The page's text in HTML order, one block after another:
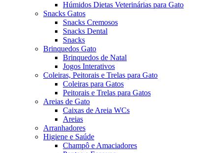
Húmidos Dietas Veterinárias para Gato
Snacks Gatos
Snacks Cremosos
Snacks Dental
Snacks
Brinquedos Gato
Brinquedos de Natal
Jogos Interativos
Coleiras, Peitorais e Trelas para Gato
Coleiras para Gatos
Peitorais e Trelas para Gatos
Areias de Gato
Caixas de Areia WCs
Areias
Arranhadores
Higiene e Saúde
Champô e Amaciadores